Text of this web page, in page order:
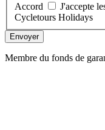
Accord
J'accepte
Cycletours Holidays
Envoyer
Membre du fonds de